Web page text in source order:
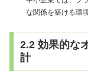
な関係を築ける環
2.2 効果的な
計